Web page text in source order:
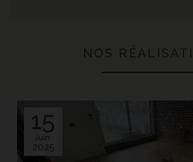
NOS
15
Juin.
2025